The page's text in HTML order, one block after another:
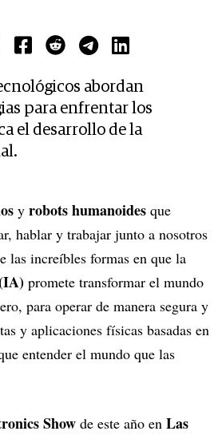
abordan
para enfrentar los
el desarrollo de la
y robots humanoides que
hablar y trabajar junto a nosotros
las increíbles formas en que la
promete transformar el mundo
para operar de manera segura y
y aplicaciones físicas basadas en
entender el mundo que las
Show de este año en Las